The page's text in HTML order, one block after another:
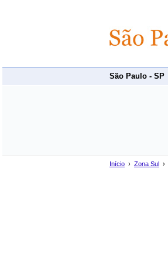
São Paulo - SP
Início › Zona Sul ›